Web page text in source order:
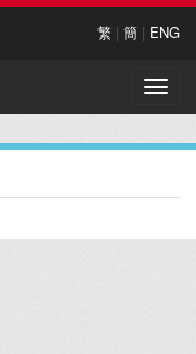
繁 | 簡 | ENG
Toggle